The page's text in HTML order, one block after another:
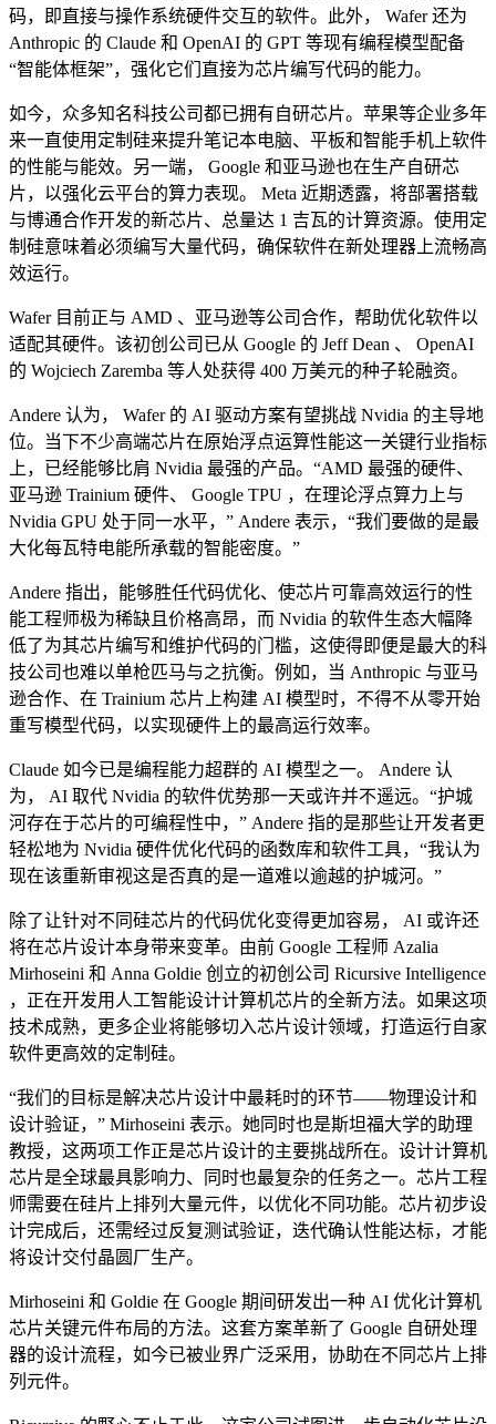
码，即直接与操作系统硬件交互的软件。此外， Wafer 还为
Anthropic 的 Claude 和 OpenAI 的 GPT 等现有编程模型配备
“智能体框架”，强化它们直接为芯片编写代码的能力。
如今，众多知名科技公司都已拥有自研芯片。苹果等企业多年
来一直使用定制硅来提升笔记本电脑、平板和智能手机上软件
的性能与能效。另一端， Google 和亚马逊也在生产自研芯
片，以强化云平台的算力表现。 Meta 近期透露，将部署搭载
与博通合作开发的新芯片、总量达 1 吉瓦的计算资源。使用定
制硅意味着必须编写大量代码，确保软件在新处理器上流畅高
效运行。
Wafer 目前正与 AMD 、亚马逊等公司合作，帮助优化软件以
适配其硬件。该初创公司已从 Google 的 Jeff Dean 、 OpenAI
的 Wojciech Zaremba 等人处获得 400 万美元的种子轮融资。
Andere 认为， Wafer 的 AI 驱动方案有望挑战 Nvidia 的主导地
位。当下不少高端芯片在原始浮点运算性能这一关键行业指标
上，已经能够比肩 Nvidia 最强的产品。“AMD 最强的硬件、
亚马逊 Trainium 硬件、 Google TPU ，在理论浮点算力上与
Nvidia GPU 处于同一水平，” Andere 表示，“我们要做的是最
大化每瓦特电能所承载的智能密度。”
Andere 指出，能够胜任代码优化、使芯片可靠高效运行的性
能工程师极为稀缺且价格高昂，而 Nvidia 的软件生态大幅降
低了为其芯片编写和维护代码的门槛，这使得即便是最大的科
技公司也难以单枪匹马与之抗衡。例如，当 Anthropic 与亚马
逊合作、在 Trainium 芯片上构建 AI 模型时，不得不从零开始
重写模型代码，以实现硬件上的最高运行效率。
Claude 如今已是编程能力超群的 AI 模型之一。 Andere 认
为， AI 取代 Nvidia 的软件优势那一天或许并不遥远。“护城
河存在于芯片的可编程性中，” Andere 指的是那些让开发者更
轻松地为 Nvidia 硬件优化代码的函数库和软件工具，“我认为
现在该重新审视这是否真的是一道难以逾越的护城河。”
除了让针对不同硅芯片的代码优化变得更加容易， AI 或许还
将在芯片设计本身带来变革。由前 Google 工程师 Azalia
Mirhoseini 和 Anna Goldie 创立的初创公司 Ricursive Intelligence
，正在开发用人工智能设计计算机芯片的全新方法。如果这项
技术成熟，更多企业将能够切入芯片设计领域，打造运行自家
软件更高效的定制硅。
“我们的目标是解决芯片设计中最耗时的环节——物理设计和
设计验证，” Mirhoseini 表示。她同时也是斯坦福大学的助理
教授，这两项工作正是芯片设计的主要挑战所在。设计计算机
芯片是全球最具影响力、同时也最复杂的任务之一。芯片工程
师需要在硅片上排列大量元件，以优化不同功能。芯片初步设
计完成后，还需经过反复测试验证，迭代确认性能达标，才能
将设计交付晶圆厂生产。
Mirhoseini 和 Goldie 在 Google 期间研发出一种 AI 优化计算机
芯片关键元件布局的方法。这套方案革新了 Google 自研处理
器的设计流程，如今已被业界广泛采用，协助在不同芯片上排
列元件。